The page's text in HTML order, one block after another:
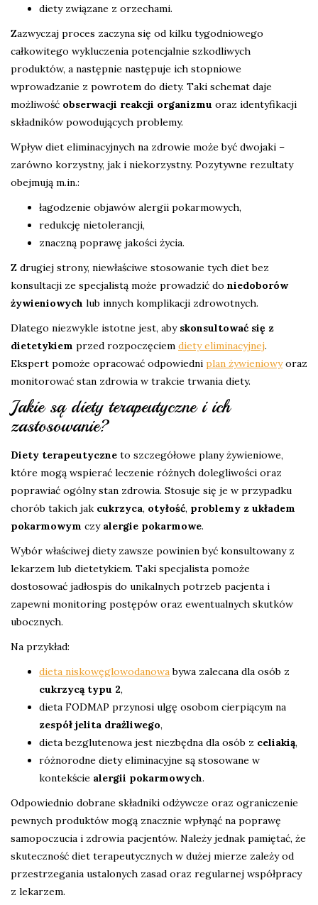
diety związane z orzechami.
Zazwyczaj proces zaczyna się od kilku tygodniowego
całkowitego wykluczenia potencjalnie szkodliwych
produktów, a następnie następuje ich stopniowe
wprowadzanie z powrotem do diety. Taki schemat daje
możliwość obserwacji reakcji organizmu oraz identyfikacji
składników powodujących problemy.
Wpływ diet eliminacyjnych na zdrowie może być dwojaki –
zarówno korzystny, jak i niekorzystny. Pozytywne rezultaty
obejmują m.in.:
łagodzenie objawów alergii pokarmowych,
redukcję nietolerancji,
znaczną poprawę jakości życia.
Z drugiej strony, niewłaściwe stosowanie tych diet bez
konsultacji ze specjalistą może prowadzić do niedoborów
żywieniowych lub innych komplikacji zdrowotnych.
Dlatego niezwykle istotne jest, aby skonsultować się z
dietetykiem przed rozpoczęciem diety eliminacyjnej.
Ekspert pomoże opracować odpowiedni plan żywieniowyoraz
monitorować stan zdrowia w trakcie trwania diety.
Jakie są diety terapeutyczne i ich
zastosowanie?
Diety terapeutyczne to szczegółowe plany żywieniowe,
które mogą wspierać leczenie różnych dolegliwości oraz
poprawiać ogólny stan zdrowia. Stosuje się je w przypadku
chorób takich jak cukrzyca, otyłość, problemy z układem
pokarmowym czy alergie pokarmowe.
Wybór właściwej diety zawsze powinien być konsultowany z
lekarzem lub dietetykiem. Taki specjalista pomoże
dostosować jadłospis do unikalnych potrzeb pacjenta i
zapewni monitoring postępów oraz ewentualnych skutków
ubocznych.
Na przykład:
dieta niskowęglowodanowabywa zalecana dla osób z
cukrzycą typu 2,
dieta FODMAP przynosi ulgę osobom cierpiącym na
zespół jelita drażliwego,
dieta bezglutenowa jest niezbędna dla osób z celiakią,
różnorodne diety eliminacyjne są stosowane w
kontekście alergii pokarmowych.
Odpowiednio dobrane składniki odżywcze oraz ograniczenie
pewnych produktów mogą znacznie wpłynąć na poprawę
samopoczucia i zdrowia pacjentów. Należy jednak pamiętać, że
skuteczność diet terapeutycznych w dużej mierze zależy od
przestrzegania ustalonych zasad oraz regularnej współpracy
z lekarzem.